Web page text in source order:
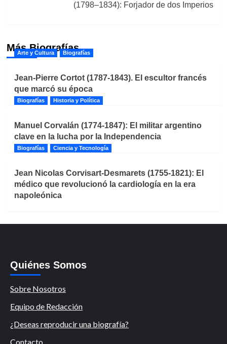
(1798–1834): Forjador de dos Imperios
Más Biografías
Arte y Cultura Biografías
Jean-Pierre Cortot (1787-1843). El escultor francés
que marcó su época
Biografías Historia y Política
Manuel Corvalán (1774-1847): El militar argentino
clave en la lucha por la Independencia
Biografías Ciencia y Tecnología
Jean Nicolas Corvisart-Desmarets (1755-1821): El
médico que revolucionó la cardiología en la era
napoleónica
Quiénes Somos
Sobre Nosotros
Equipo de Redacción
¿Deseas reproducir una biografía?
Contacto